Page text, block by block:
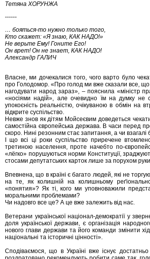
Тетяна ХОРУНЖА
------
… бояться-то нужно только того,
Кто скажет: «Я знаю, КАК НАДО!»
Не верьте Ему! Гоните Его!
Он врет! Он не знает, КАК НАДО!
Александр ГАЛИЧ
Власне, ми дочекалися того, чого варто було
про Голодомор. «Про голод ми вже сказали все,
нагодувати народ зараз», – пояснила «міністр
«носіями надій», але очевидно їм на думку
упокоєність реальністю, очікуваною в обмін на
відкрите суспільство.
Невже знов як дітям Мойсеєвим доведеться
самостійна європейська держава. В часи перед
скоро. Нині резонним стає запитання, а чи
І що всі ці роки суспільство приречене
третиною населення, проте начебто по-
«лёгко» порушуються норми Конституції,
стосами депутатських карток лише за порухом
Впевнена, що в країні є багато людей, які не
на те, як колишній на колишньому
«понятия»? Як ті, кого ми уповноважили
моральними проблемами?
Чи надовго все це? А це вже залежить від нас.
Ветерани української націонал-демократії у
доля української держави, є організація
нового глави держави та його команди змінити хід
національні та історичні цінності».
Сподіваємося, що в Україні вже існує